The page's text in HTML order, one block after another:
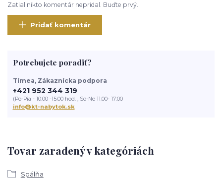
Zatial nikto komentár nepridal. Buďte prvý.
Pridať komentár
Tovar zaradený v kategóriách
Spálňa
Potrebujete poradiť?
Tímea, Zákaznícka podpora
+421 952 344 319
(Po-Pia - 10:00 -15:00 hod. , So-Ne 11:00- 17:00
info@kt-nabytok.sk